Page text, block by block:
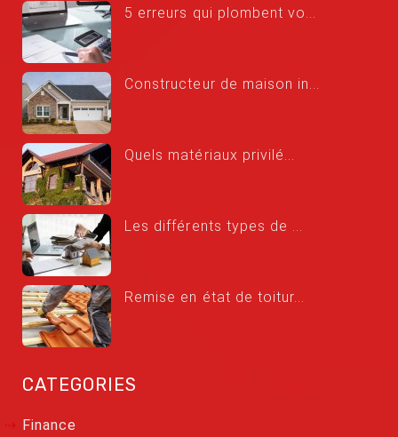
5 erreurs qui plombent vo...
Constructeur de maison in...
Quels matériaux privilé...
Les différents types de ...
Remise en état de toitur...
CATEGORIES
Finance